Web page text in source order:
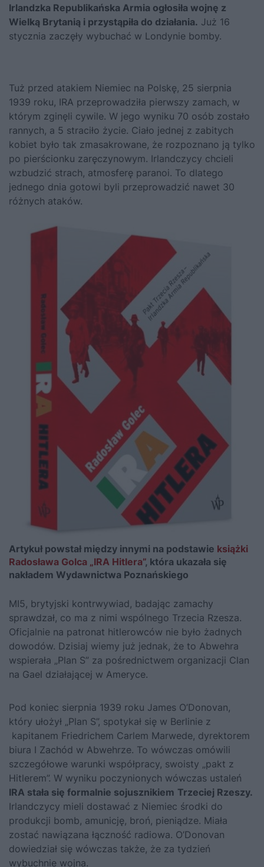
Irlandzka Republikańska Armia ogłosiła wojnę z
Wielką Brytanią i przystąpiła do działania. Już 16
stycznia zaczęły wybuchać w Londynie bomby.
Tuż przed atakiem Niemiec na Polskę, 25 sierpnia
1939 roku, IRA przeprowadziła pierwszy zamach, w
którym zginęli cywile. W jego wyniku 70 osób zostało
rannych, a 5 straciło życie. Ciało jednej z zabitych
kobiet było tak zmasakrowane, że rozpoznano ją tylko
po pierścionku zaręczynowym. Irlandczycy chcieli
wzbudzić strach, atmosferę paranoi. To dlatego
jednego dnia gotowi byli przeprowadzić nawet 30
różnych ataków.
Artykuł powstał między innymi na podstawie książki
Radosława Golca „IRA Hitlera”, która ukazała się
nakładem Wydawnictwa Poznańskiego
MI5, brytyjski kontrwywiad, badając zamachy
sprawdzał, co ma z nimi wspólnego Trzecia Rzesza.
Oficjalnie na patronat hitlerowców nie było żadnych
dowodów. Dzisiaj wiemy już jednak, że to Abwehra
wspierała „Plan S” za pośrednictwem organizacji Clan
na Gael działającej w Ameryce.
Pod koniec sierpnia 1939 roku James O’Donovan,
który ułożył „Plan S”, spotykał się w Berlinie z
kapitanem Friedrichem Carlem Marwede, dyrektorem
biura I Zachód w Abwehrze. To wówczas omówili
szczegółowe warunki współpracy, swoisty „pakt z
Hitlerem”. W wyniku poczynionych wówczas ustaleń
IRA stała się formalnie sojusznikiem Trzeciej Rzeszy.
Irlandczycy mieli dostawać z Niemiec środki do
produkcji bomb, amunicję, broń, pieniądze. Miała
zostać nawiązana łączność radiowa. O’Donovan
dowiedział się wówczas także, że za tydzień
wybuchnie wojna.